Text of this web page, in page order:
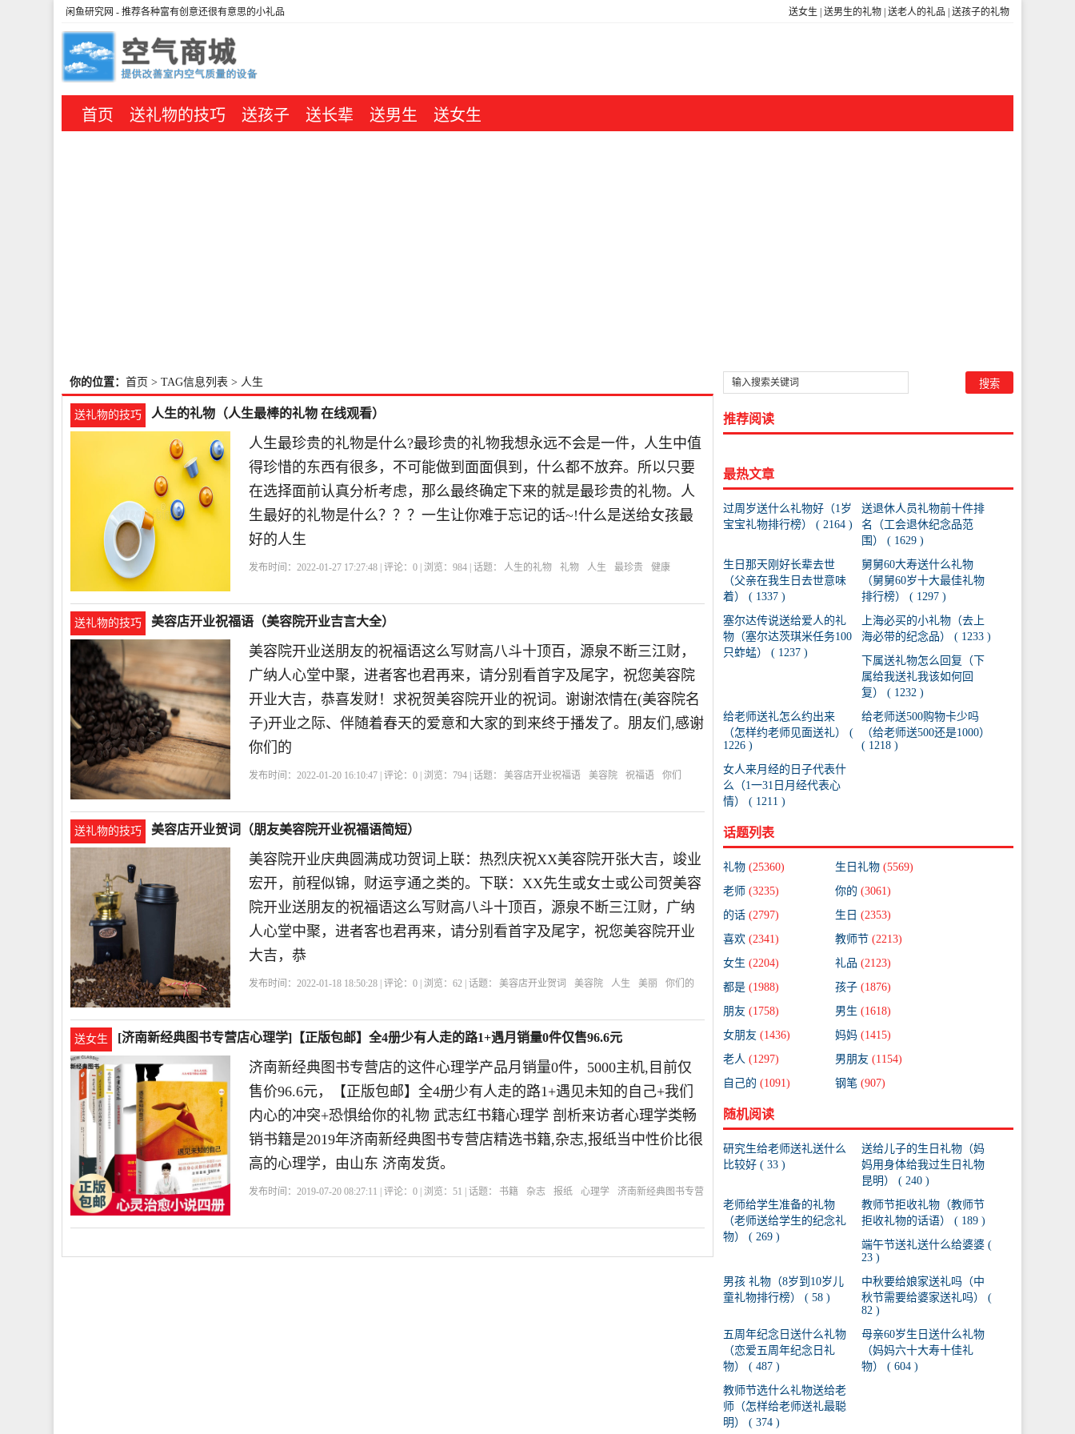
送女生 送男生的礼物 送老人的礼品 送孩子的礼物
闲鱼研究网 - 推荐各种富有创意还很有意思的小礼品
首页 送礼物的技巧 送孩子 送长辈 送男生 送女生
你的位置： 首页 > TAG信息列表 > 人生
送礼物的技巧 人生的礼物（人生最棒的礼物 在线观看）
人生最珍贵的礼物是什么?最珍贵的礼物我想永远不会是一件，人生中值
得珍惜的东西有很多，不可能做到面面俱到，什么都不放弃。所以只要
在选择面前认真分析考虑，那么最终确定下来的就是最珍贵的礼物。人
生最好的礼物是什么？？？一生让你难于忘记的话~!什么是送给女孩最
好的人生
发布时间：2022-01-27 17:27:48 | 评论：0 | 浏览：984 | 话题： 人生的礼物 礼物 人生 最珍贵 健康
送礼物的技巧 美容店开业祝福语（美容院开业吉言大全）
美容院开业送朋友的祝福语这么写财高八斗十顶百，源泉不断三江财，
广纳人心堂中聚，进者客也君再来，请分别看首字及尾字，祝您美容院
开业大吉，恭喜发财！求祝贺美容院开业的祝词。谢谢浓情在(美容院名
子)开业之际、伴随着春天的爱意和大家的到来终于播发了。朋友们,感谢
你们的
发布时间：2022-01-20 16:10:47 | 评论：0 | 浏览： 794 | 话题： 美容店开业祝福语 美容院 祝福语
你们
送礼物的技巧 美容店开业贺词（朋友美容院开业祝福语简短）
美容院开业庆典圆满成功贺词上联：热烈庆祝XX美容院开张大吉，竣业
宏开，前程似锦，财运亨通之类的。下联：XX先生或女士或公司贺美容
院开业送朋友的祝福语这么写财高八斗十顶百，源泉不断三江财，广纳
人心堂中聚，进者客也君再来，请分别看首字及尾字，祝您美容院开业
大吉，恭
发布时间：2022-01-18 18:50:28 | 评论：0 | 浏览：62 | 话题： 美容店开业贺词 美容院 人生 美丽 你们的
送女生 [济南新经典图书专营店心理学]【正版包邮】全4册少有人走的路1+遇月销量0件仅售96.6元
济南新经典图书专营店的这件心理学产品月销量0件，5000主机,目前仅
售价96.6元，【正版包邮】全4册少有人走的路1+遇见未知的自己+我们
内心的冲突+恐惧给你的礼物 武志红书籍心理学 剖析来访者心理学类畅
销书籍是2019年济南新经典图书专营店精选书籍,杂志,报纸当中性价比很
高的心理学，由山东 济南发货。
发布时间：2019-07-20 08:27:11 | 评论：0 | 浏览：51 | 话题： 书籍 杂志 报纸 心理学
济南新经典图书专营
推荐阅读
最热文章
过周岁送什么礼物好（1岁
宝宝礼物排行榜） ( 2164 )
送退休人员礼物前十件排
名（工会退休纪念品范
围） ( 1629 )
生日那天刚好长辈去世
（父亲在我生日去世意味
着） ( 1337 )
舅舅60大寿送什么礼物
（舅舅60岁十大最佳礼物
排行榜） ( 1297 )
塞尔达传说送给爱人的礼
物（塞尔达茨琪米任务100
只蚱蜢） ( 1237 )
上海必买的小礼物（去上
海必带的纪念品） ( 1233 )
下属送礼物怎么回复（下
属给我送礼我该如何回
复） ( 1232 )
给老师送礼怎么约出来
（怎样约老师见面送礼） (
1226 )
给老师送500购物卡少吗
（给老师送500还是1000）
( 1218 )
女人来月经的日子代表什
么（1一31日月经代表心
情） ( 1211 )
话题列表
礼物 (25360) 生日礼物 (5569)
老师 (3235) 你的 (3061)
的话 (2797) 生日 (2353)
喜欢 (2341) 教师节 (2213)
女生 (2204) 礼品 (2123)
都是 (1988) 孩子 (1876)
朋友 (1758) 男生 (1618)
女朋友 (1436) 妈妈 (1415)
老人 (1297) 男朋友 (1154)
自己的 (1091) 钢笔 (907)
随机阅读
研究生给老师送礼送什么
比较好 ( 33 )
送给儿子的生日礼物（妈
妈用身体给我过生日礼物
昆明） ( 240 )
老师给学生准备的礼物
（老师送给学生的纪念礼
物） ( 269 )
教师节拒收礼物（教师节
拒收礼物的话语） ( 189 )
端午节送礼送什么给婆婆 (
23 )
男孩 礼物（8岁到10岁儿
童礼物排行榜） ( 58 )
中秋要给娘家送礼吗（中
秋节需要给婆家送礼吗） (
82 )
五周年纪念日送什么礼物
（恋爱五周年纪念日礼
物） ( 487 )
母亲60岁生日送什么礼物
（妈妈六十大寿十佳礼
物） ( 604 )
教师节选什么礼物送给老
师（怎样给老师送礼最聪
明） ( 374 )